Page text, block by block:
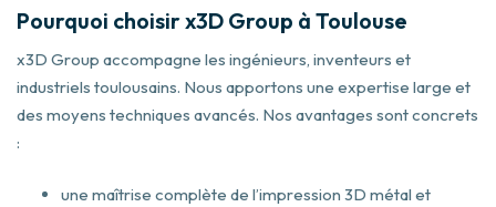
Pourquoi choisir x3D Group à Toulouse
x3D Group accompagne les ingénieurs, inventeurs et
industriels toulousains. Nous apportons une expertise large et
des moyens techniques avancés. Nos avantages sont concrets
:
une maîtrise complète de l’impression 3D métal et